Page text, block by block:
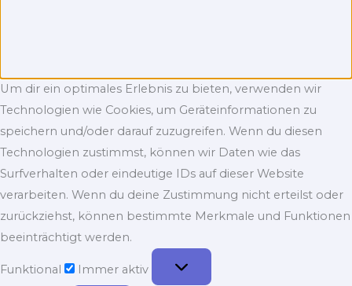
Um dir ein optimales Erlebnis zu bieten, verwenden wir
Technologien wie Cookies, um Geräteinformationen zu
speichern und/oder darauf zuzugreifen. Wenn du diesen
Technologien zustimmst, können wir Daten wie das
Surfverhalten oder eindeutige IDs auf dieser Website
verarbeiten. Wenn du deine Zustimmung nicht erteilst oder
zurückziehst, können bestimmte Merkmale und Funktionen
beeinträchtigt werden.
Funktional
Immer aktiv